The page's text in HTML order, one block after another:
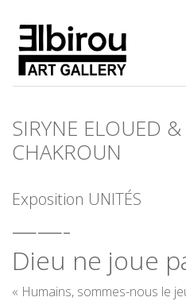
SIRYNE ELOUED
CHAKROUN
Exposition UNITÉS
——-
Dieu ne joue
« Humains, sommes-nous le